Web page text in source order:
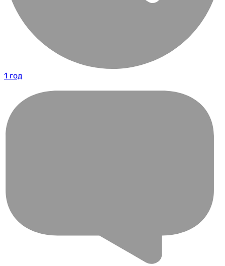
1 год